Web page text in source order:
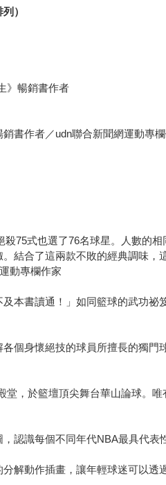
）
》暢銷書作者
書作者／udn聯合新聞網運動專
殺75式也選了76名球星。人數的
。結合了這兩款不敗的經典調味
動專欄作家
及本書讀通！」如同籃球的武功
各個身懷絕技的球員所擅長的獨
堂，於籃壇頂尖舞台華山論球
，認識每個不同年代NBA最具
分解動作插畫，讓年輕球迷可以